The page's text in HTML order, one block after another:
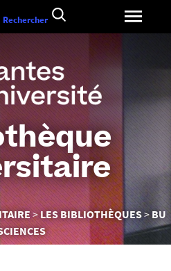
au
LES BIBLIOTHÈQUES
BU
Rechercher